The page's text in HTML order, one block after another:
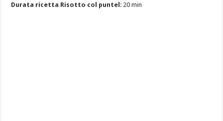
Durata ricetta Risotto col puntel : 20 min